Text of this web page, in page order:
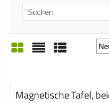
Magnetische Tafel,